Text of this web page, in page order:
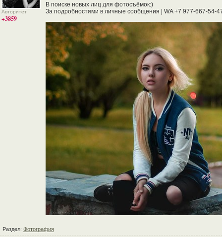
Авторитет
+3859
В поиске новых лиц для фотосъёмок:)
За подробностями в личные сообщения | WA +7 977-667-54-
Раздел: Фотография